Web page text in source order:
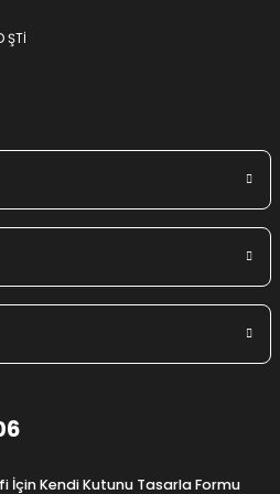
İçin Kendi Kutunu Tasarla Formu